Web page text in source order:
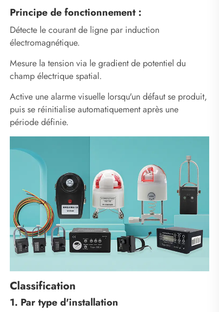
Principe de fonctionnement :
Détecte le courant de ligne par induction
électromagnétique.
Mesure la tension via le gradient de potentiel du
champ électrique spatial.
Active une alarme visuelle lorsqu'un défaut se produit,
puis se réinitialise automatiquement après une
période définie.
Classification
1. Par type d'installation